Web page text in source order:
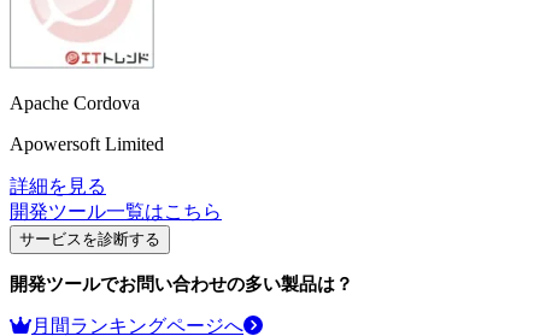
Apache Cordova
Apowersoft Limited
詳細を見る
開発ツール一覧はこちら
サービスを診断する
開発ツールでお問い合わせの多い製品は？
月間ランキングページへ